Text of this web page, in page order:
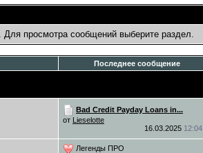
. Для просмотра сообщений выберите раздел.
Последнее сообщение
Bad Credit Payday Loans in...
от Lieselotte
16.03.2025 12:04
Легенды ПРО